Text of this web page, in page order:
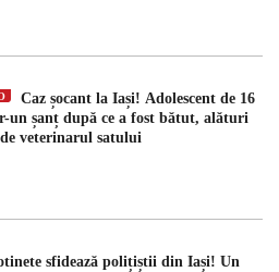
Caz șocant la Iași! Adolescent de 16
un șanț după ce a fost bătut, alături
veterinarul satului
sfidează polițiștii din Iași! Un